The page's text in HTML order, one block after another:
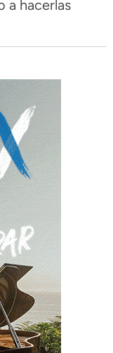
a hacerlas